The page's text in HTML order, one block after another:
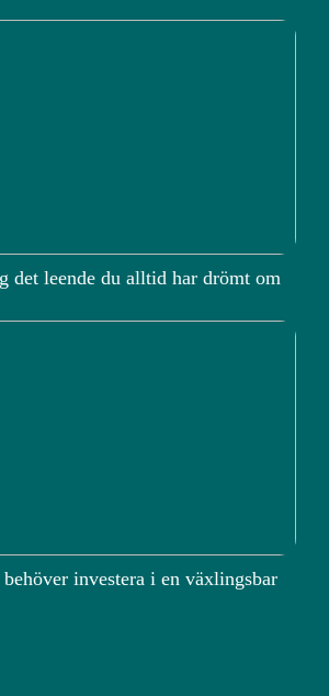
det leende du alltid har drömt om
investera i en växlingsbar